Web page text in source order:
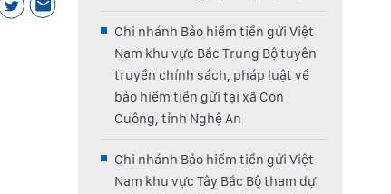
Chi nhánh Bảo hiểm tiền gửi Việt
Nam khu vực Bắc Trung Bộ tuyên
truyền chính sách, pháp luật về
bảo hiểm tiền gửi tại xã Con
Cuông, tỉnh Nghệ An
Chi nhánh Bảo hiểm tiền gửi Việt
Nam khu vực Tây Bắc Bộ tham dự